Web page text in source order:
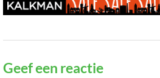
Geef een reactie